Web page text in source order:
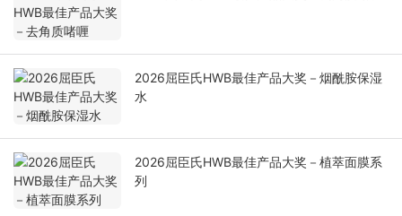
2026屈臣氏HWB最佳产品大奖－烟酰胺保湿
水
2026屈臣氏HWB最佳产品大奖－植萃面膜系
列